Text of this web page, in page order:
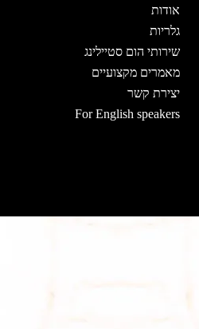
אודות
גלריות
שירותי הום סטיילינג
מאמרים מקצועיים
יצירת קשר
For English speakers